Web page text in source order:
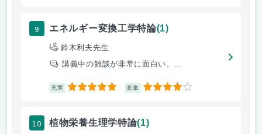
9 エネルギー変換工学特論(1)
鈴木利夫先生
講義中の雑談が非常に面白い。...
充実 5 楽単 4
10 植物栄養生理学特論(1)